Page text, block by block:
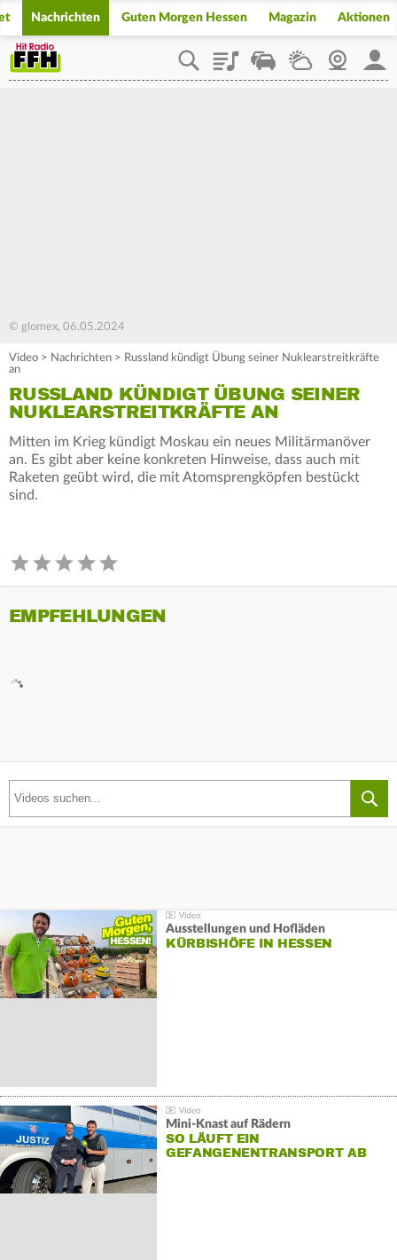
Nachrichten Guten Morgen Hessen Magazin Aktionen
PlaylistStaupilotWetterWebcam
© glomex, 06.05.2024
Video > Nachrichten > Russland kündigt Übung seiner Nuklearstreitkräfte
an
RUSSLAND KÜNDIGT ÜBUNG SEINER
NUKLEARSTREITKRÄFTE AN
Mitten im Krieg kündigt Moskau ein neues Militärmanöver
an. Es gibt aber keine konkreten Hinweise, dass auch mit
Raketen geübt wird, die mit Atomsprengköpfen bestückt
sind.
EMPFEHLUNGEN
Ausstellungen und Hofläden
KÜRBISHÖFE IN HESSEN
Mini-Knast auf Rädern
SO LÄUFT EIN
GEFANGENENTRANSPORT AB